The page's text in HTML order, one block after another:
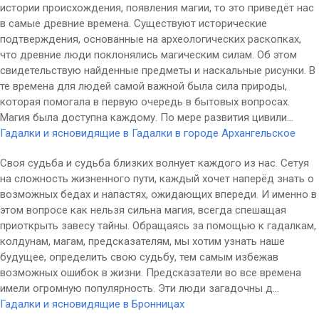
истории происхождения, появления магии, то это приведёт нас
в самые древние времена. Существуют исторические
подтверждения, основанные на археологических раскопках,
что древние люди поклонялись магическим силам. Об этом
свидетельствую найденные предметы и наскальные рисунки. В
те времена для людей самой важной была сила природы,
которая помогала в первую очередь в бытовых вопросах.
Магия была доступна каждому. По мере развития цивили...
Гадалки и ясновидящие в Гадалки в городе Архангельское
Своя судьба и судьба близких волнует каждого из нас. Сетуя
на сложность жизненного пути, каждый хочет наперёд знать о
возможных бедах и напастях, ожидающих впереди. И именно в
этом вопросе как нельзя сильна магия, всегда спешащая
приоткрыть завесу тайны. Обращаясь за помощью к гадалкам,
колдунам, магам, предсказателям, мы хотим узнать наше
будущее, определить свою судьбу, тем самым избежав
возможных ошибок в жизни. Предсказатели во все времена
имели огромную популярность. Эти люди загадочны д...
Гадалки и ясновидящие в Бронницах